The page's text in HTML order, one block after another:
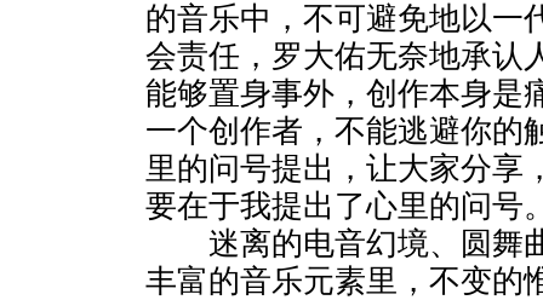
的音乐中，不可避免地以一
会责任，罗大佑无奈地承认
能够置身事外，创作本身是
一个创作者，不能逃避你的
里的问号提出，让大家分享
要在于我提出了心里的问号
迷离的电音幻境、圆舞
丰富的音乐元素里，不变的